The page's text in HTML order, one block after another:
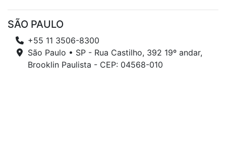
SÃO PAULO
+55 11 3506-8300
São Paulo • SP - Rua Castilho, 392 19º andar,
Brooklin Paulista - CEP: 04568-010